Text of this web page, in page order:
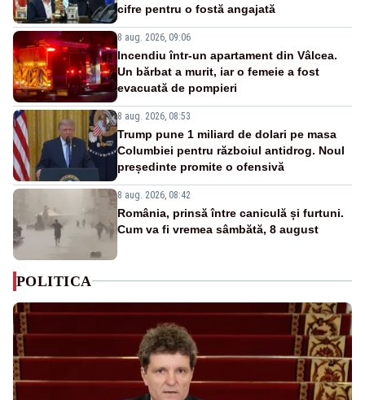
cifre pentru o fostă angajată
8 aug. 2026, 09:06
Incendiu într-un apartament din Vâlcea.
Un bărbat a murit, iar o femeie a fost
evacuată de pompieri
8 aug. 2026, 08:53
Trump pune 1 miliard de dolari pe masa
Columbiei pentru războiul antidrog. Noul
președinte promite o ofensivă
8 aug. 2026, 08:42
România, prinsă între caniculă și furtuni.
Cum va fi vremea sâmbătă, 8 august
POLITICA